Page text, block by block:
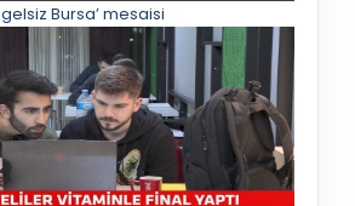
Bursa’ mesaisi